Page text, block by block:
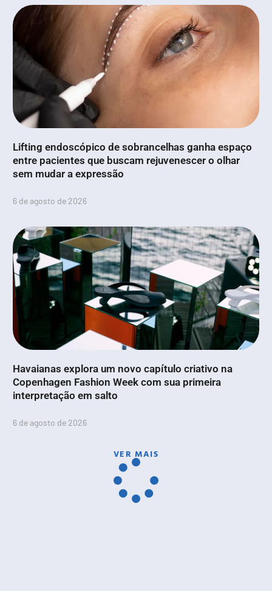
Lifting endoscópico de sobrancelhas ganha espaço
entre pacientes que buscam rejuvenescer o olhar
sem mudar a expressão
6 de agosto de 2026
Havaianas explora um novo capítulo criativo na
Copenhagen Fashion Week com sua primeira
interpretação em salto
6 de agosto de 2026
VER MAIS